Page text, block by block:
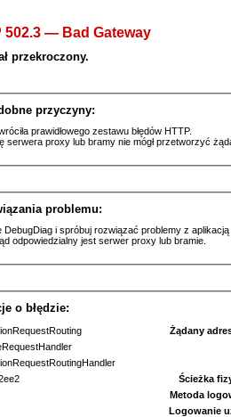
502.3 — Bad Gateway
przekroczony.
przyczyny:
prawidłowego zestawu błędów HTTP.
serwera proxy lub bramy nie mógł przetworzyć
problemu:
DebugDiag i spróbuj rozwiązać problemy z
odpowiedzialny jest serwer proxy lub bramie.
o błędzie:
Żądany
Ścieżka
Metoda
Logowanie